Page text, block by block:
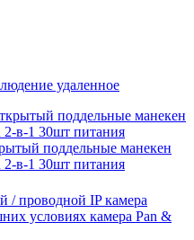
поддельные манекен
в-1 30шт питания